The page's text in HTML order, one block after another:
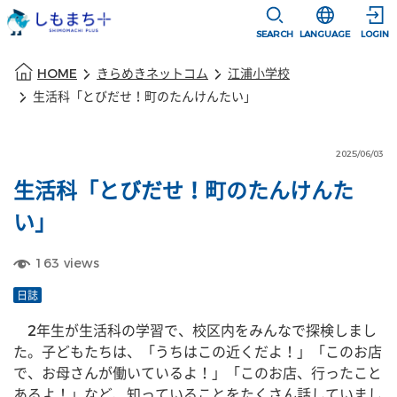
SEARCH
選択すると言
LANGUAGE LOGIN
HOME きらめきネットコム
江浦小学校
生活科「とびだせ！町のたんけんたい」
2025/06/03
生活科「とびだせ！町のたんけんた
い」
163 views
日誌
2年生が生活科の学習で、校区内をみんなで探検しまし
た。子どもたちは、「うちはこの近くだよ！」「このお店
で、お母さんが働いているよ！」「このお店、行ったこと